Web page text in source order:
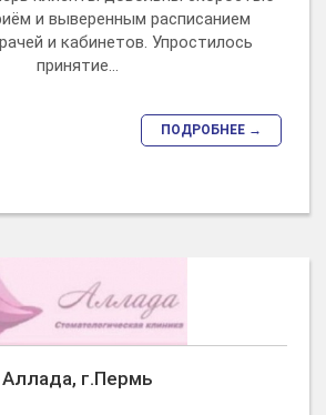
и выверенным расписанием
и кабинетов. Упростилось
принятие...
ПОДРОБНЕЕ →
Аллада, г.Пермь